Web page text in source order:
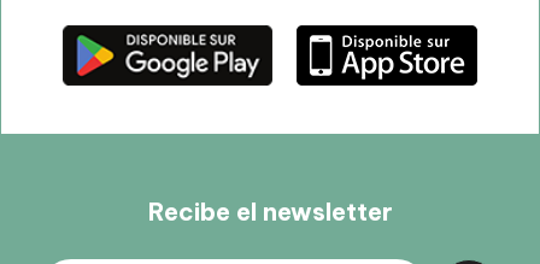
Recibe el newsletter